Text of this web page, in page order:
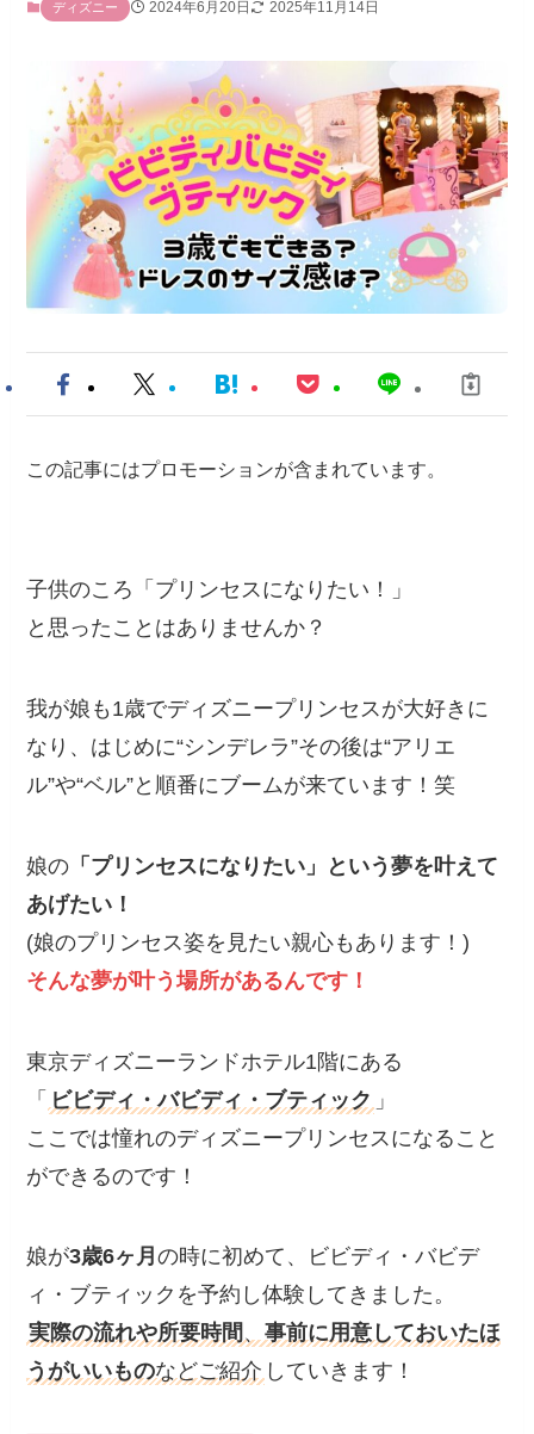
ディズニー 2024年6月20日 2025年11月14日
この記事にはプロモーションが含まれています。
子供のころ「プリンセスになりたい！」
と思ったことはありませんか？
我が娘も1歳でディズニープリンセスが大好きに
なり、はじめに“シンデレラ”その後は“アリエ
ル”や“ベル”と順番にブームが来ています！笑
娘の 「プリンセスになりたい」という夢を叶えて
あげたい！
(娘のプリンセス姿を見たい親心もあります！)
そんな夢が叶う場所があるんです！
東京ディズニーランドホテル1階にある
「 ビビディ・バビディ・ブティック 」
ここでは憧れのディズニープリンセスになること
ができるのです！
娘が3歳6ヶ月の時に初めて、ビビディ・バビデ
ィ・ブティックを予約し体験してきました。
実際の流れや所要時間 、事前に用意しておいたほ
うがいいものなどご紹介 していきます！